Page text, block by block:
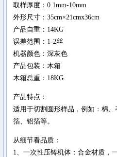
取样厚度：0.1mm-10mm
外形尺寸：35cm×21cmx36cm
产品自重：14KG
误差范围：1-2丝
机器颜色：深灰色
产品包装：木箱
木箱总重：18KG
产品特点：
适用于切割圆形样品，例如：棉
箔、铝箔等。
从细节看品质：
1、一次性压铸机体：合金材质，